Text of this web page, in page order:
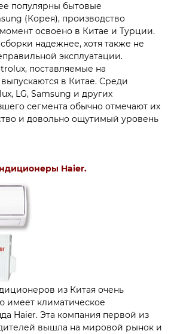
популярны бытовые
(Корея), производство
освоено в Китае и Турции.
надежнее, хотя также не
эксплуатации.
поставляемые на
в Китае. Среди
LG, Samsung и других
сегмента обычно отмечают их
и довольно ощутимый уровень
Haier.
из Китая очень
имеет климатическое
Haier. Эта компания первой из
вышла на мировой рынок и